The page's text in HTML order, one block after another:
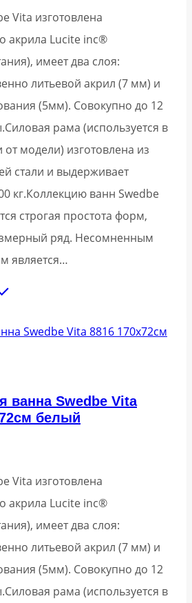
Vita изготовлена
акрила Lucite inc®
имеет два слоя:
литьевой акрил (7 мм) и
(5мм). Совокупно до 12
рама (используется в
от модели) изготовлена из
стали и выдерживает
кг.Коллекцию ванн Swedbe
строгая простота форм,
ряд. Несомненным
является…
ванна Swedbe Vita
белый
Vita изготовлена
акрила Lucite inc®
имеет два слоя:
литьевой акрил (7 мм) и
(5мм). Совокупно до 12
рама (используется в